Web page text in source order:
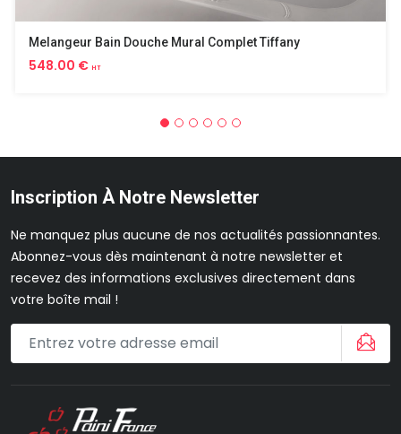
Melangeur Bain Douche Mural Complet Tiffany
548.00 € HT
Inscription À Notre Newsletter
Ne manquez plus aucune de nos actualités passionnantes.
Abonnez-vous dès maintenant à notre newsletter et
recevez des informations exclusives directement dans
votre boîte mail !